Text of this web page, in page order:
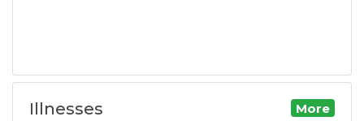
Illnesses More